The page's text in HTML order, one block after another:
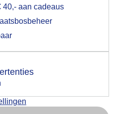
40,- aan cadeaus
2024, 91x bekeken
op hebt gegeven,
up uit je browser waarin
de popup
later